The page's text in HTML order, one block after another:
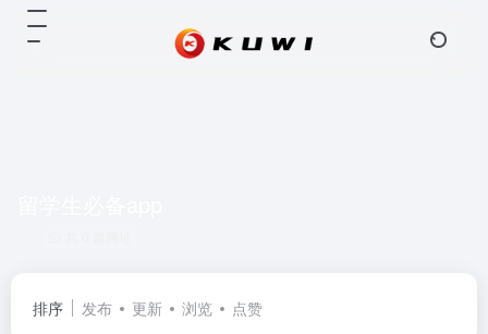
排序 发布 更新 浏览 点赞